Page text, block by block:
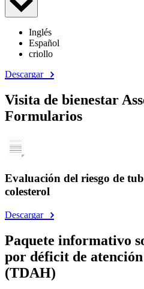
Inglés
Español
criollo
Descargar
Visita de bienestar
Formularios
Evaluación del riesgo de
colesterol
Descargar
Paquete informativo
por déficit de
(TDAH)